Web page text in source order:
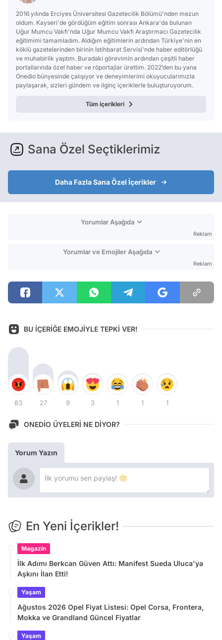
2016 yılında Erciyes Üniversitesi Gazetecilik Bölümü'nden mezun
oldum. Kayseri'de gördüğüm eğitim sonrası Ankara'da bulunan
Uğur Mumcu Vakfı'nda Uğur Mumcu Vakfı Araştırmacı Gazetecilik
eğitimimi tamamladım. Aldığım eğitimlerin ardından Türkiye'nin en
köklü gazetelerinden birinin İstihbarat Servisi'nde haber editörlüğü
ve muhabirlik yaptım. Buradaki görevimin ardından çeşitli haber
portallarında özel haber ve röportajlar ürettim. 2022’den bu yana
Onedio bünyesinde çalışıyor ve deneyimlerimi okuyucularımızla
paylaşarak, sizleri gündem ve ilginç içeriklerle buluşturuyorum.
Tüm içerikleri
Sana Özel Seçtiklerimiz
Daha Fazla Sana Özel İçerikler
Yorumlar Aşağıda
Reklam
Yorumlar ve Emojiler Aşağıda
Reklam
BU İÇERİĞE EMOJİYLE TEPKİ VER!
83 27 9 3 1 1 1
ONEDİO ÜYELERİ NE DİYOR?
Yorum Yazın
En Yeni İçerikler!
Magazin
İlk Adımı Berkcan Güven Attı: Manifest Sueda Uluca'ya
Aşkını İlan Etti!
Yaşam
Ağustos 2026 Opel Fiyat Listesi: Opel Corsa, Frontera,
Mokka ve Grandland Güncel Fiyatlar
Yaşam